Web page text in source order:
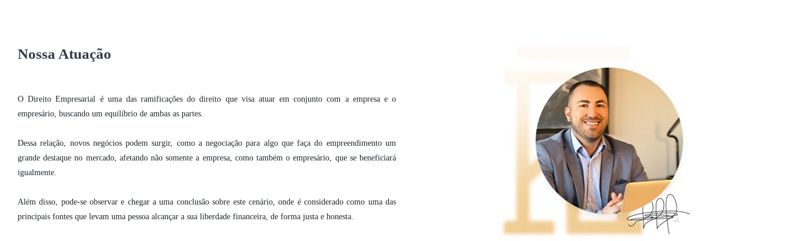
Nossa Atuação
O Direito Empresarial é uma das ramificações do direito que visa atuar em conjunto com a empresa e o
empresário, buscando um equilíbrio de ambas as partes.
Dessa relação, novos negócios podem surgir, como a negociação para algo que faça do empreendimento um
grande destaque no mercado, afetando não somente a empresa, como também o empresário, que se beneficiará
igualmente.
Além disso, pode-se observar e chegar a uma conclusão sobre este cenário, onde é considerado como uma das
principais fontes que levam uma pessoa alcançar a sua liberdade financeira, de forma justa e honesta.